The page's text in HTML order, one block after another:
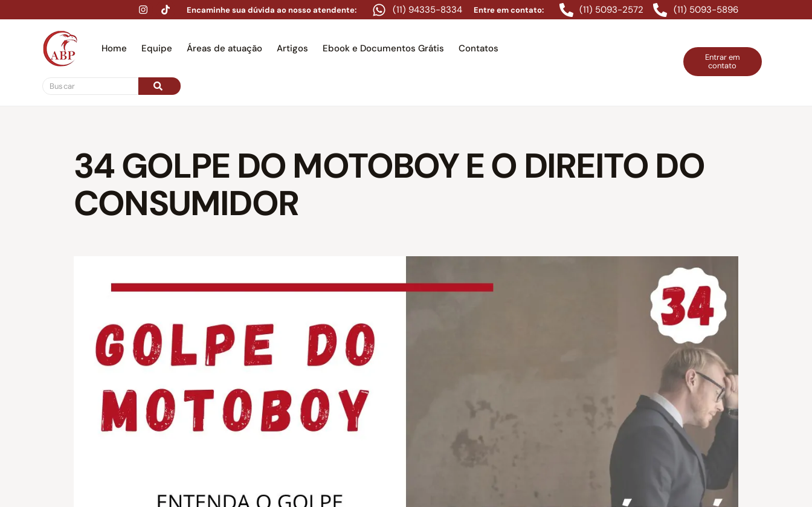
Encaminhe sua dúvida ao nosso atendente: (11) 94335-8334 Entre em contato: (11) 5093-2572 (11) 5093-5896
Home Equipe Áreas de atuação Artigos Ebook e Documentos Grátis Contatos
Entrar em
contato
34 GOLPE DO MOTOBOY E O DIREITO DO
CONSUMIDOR